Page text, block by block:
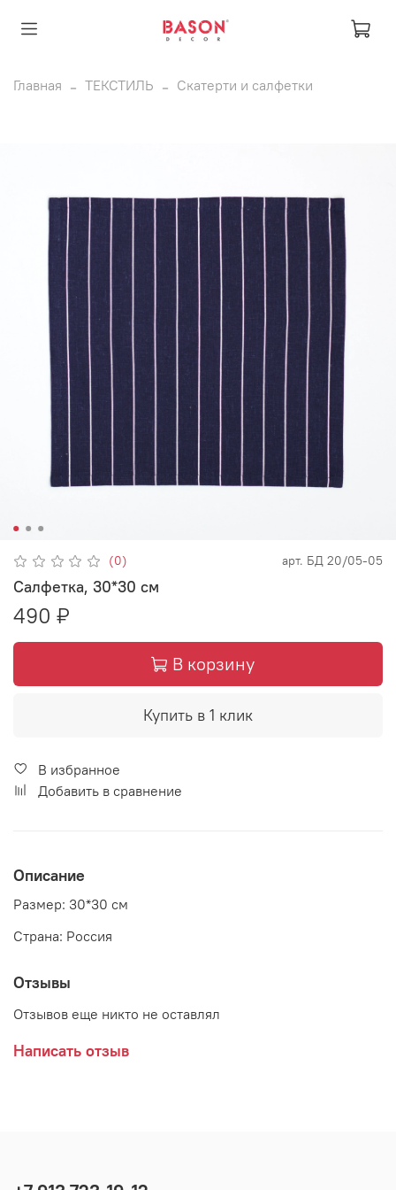
Главная ТЕКСТИЛЬ Скатерти и салфетки
(0) арт. БД 20/05-05
Салфетка, 30*30 см
490 ₽
В корзину
Купить в 1 клик
В избранное
Добавить в сравнение
Описание
Размер: 30*30 см
Страна: Россия
Отзывы
Отзывов еще никто не оставлял
Написать отзыв